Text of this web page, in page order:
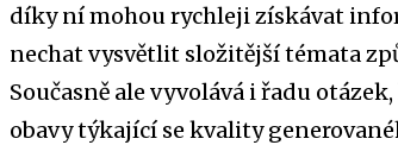
díky ní mohou rychleji získávat
nechat vysvětlit složitější témata
Současně ale vyvolává i řadu
obavy týkající se kvality